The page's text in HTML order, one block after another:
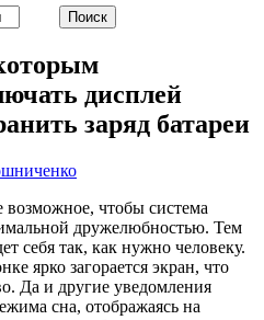
дисплей
заряд батареи
возможное, чтобы система
дружелюбностью. Тем
себя так, как нужно человеку.
ярко загорается экран, что
Да и другие уведомления
сна, отображаясь на